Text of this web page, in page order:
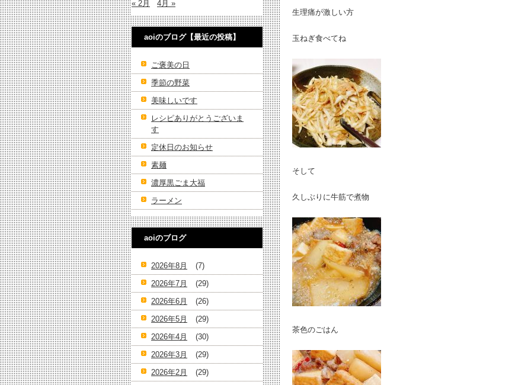
生理痛が激しい方
玉ねぎ食べてね
そして
久しぶりに牛筋で煮物
茶色のごはん
« 2月 4月 »
aoiのブログ【最近の投稿】
ご褒美の日
季節の野菜
美味しいです
レシピありがとうございま
す
定休日のお知らせ
素麺
濃厚黒ごま大福
ラーメン
aoiのブログ
2026年8月
(7)
2026年7月
(29)
2026年6月
(26)
2026年5月
(29)
2026年4月
(30)
2026年3月
(29)
2026年2月
(29)